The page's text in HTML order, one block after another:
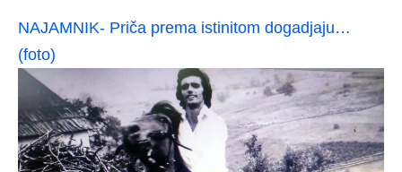
NAJAMNIK- Priča prema istinitom dogadjaju…
(foto)